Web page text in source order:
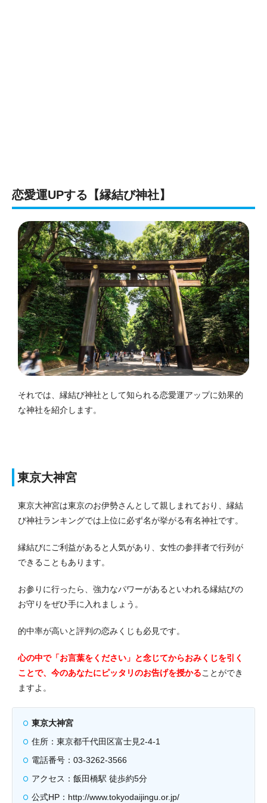
恋愛運UPする【縁結び神社】
それでは、縁結び神社として知られる恋愛運アップに効果的
な神社を紹介します。
東京大神宮
東京大神宮は東京のお伊勢さんとして親しまれており、縁結
び神社ランキングでは上位に必ず名が挙がる有名神社です。
縁結びにご利益があると人気があり、女性の参拝者で行列が
できることもあります。
お参りに行ったら、強力なパワーがあるといわれる縁結びの
お守りをぜひ手に入れましょう。
的中率が高いと評判の恋みくじも必見です。
心の中で「お言葉をください」と念じてからおみくじを引く
ことで、今のあなたにピッタリのお告げを授かることができ
ますよ。
東京大神宮
住所：東京都千代田区富士見2-4-1
電話番号：03-3262-3566
アクセス：飯田橋駅 徒歩約5分
公式HP：http://www.tokyodaijingu.or.jp/